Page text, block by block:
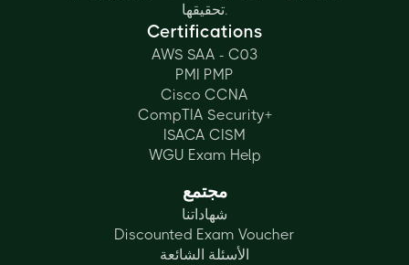
تحقيقها.
Certifications
AWS SAA - C03
PMI PMP
Cisco CCNA
CompTIA Security+
ISACA CISM
WGU Exam Help
مجتمع
شهاداتنا
Discounted Exam Voucher
الأسئلة الشائعة